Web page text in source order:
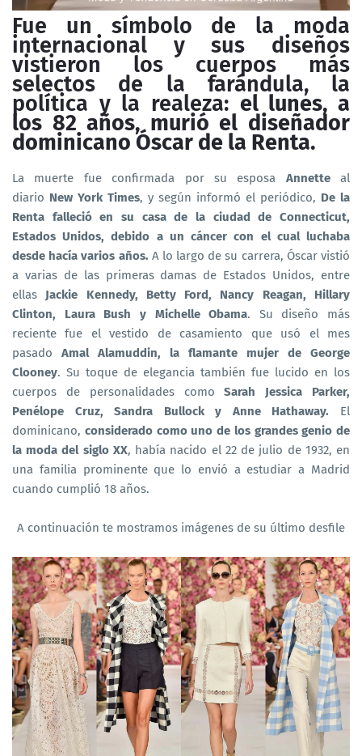
Fue un símbolo de la moda
internacional y sus diseños
vistieron los cuerpos más
selectos de la farándula, la
política y la realeza: el lunes, a
los 82 años, murió el diseñador
dominicano Óscar de la Renta.
La muerte fue confirmada por su esposa Annetteal
diario New York Times, y según informó el periódico, De la
Renta falleció en su casa de la ciudad de Connecticut,
Estados Unidos, debido a un cáncer con el cual luchaba
desde hacía varios años. A lo largo de su carrera, Óscar vistió
a varias de las primeras damas de Estados Unidos, entre
ellas Jackie Kennedy, Betty Ford, Nancy Reagan, Hillary
Clinton, Laura Bush y Michelle Obama. Su diseño más
reciente fue el vestido de casamiento que usó el mes
pasado Amal Alamuddin, la flamante mujer de George
Clooney. Su toque de elegancia también fue lucido en los
cuerpos de personalidades comoSarah Jessica Parker,
Penélope Cruz, Sandra Bullock y Anne Hathaway. El
dominicano, considerado como uno de los grandes genio de
la moda del siglo XX, había nacido el 22 de julio de 1932, en
una familia prominente que lo envió a estudiar a Madrid
cuando cumplió 18 años.
A continuación te mostramos imágenes de su último desfile